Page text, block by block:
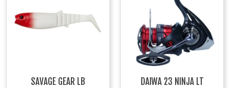
SAVAGE GEAR LB
DAIWA 23 NINJA LT